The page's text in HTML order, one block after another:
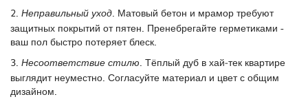
2. Неправильный уход. Матовый бетон и мрамор требуют
защитных покрытий от пятен. Пренебрегайте герметиками -
ваш пол быстро потеряет блеск.
3. Несоответствие стилю. Тёплый дуб в хай‑тек квартире
выглядит неуместно. Согласуйте материал и цвет с общим
дизайном.